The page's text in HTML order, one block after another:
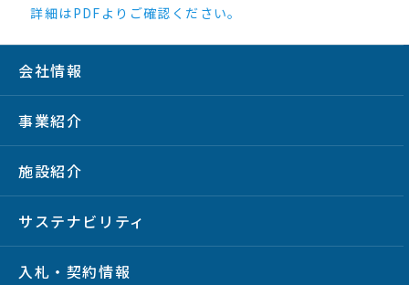
詳細はPDFよりご確認ください。
会社情報
事業紹介
施設紹介
サステナビリティ
入札・契約情報